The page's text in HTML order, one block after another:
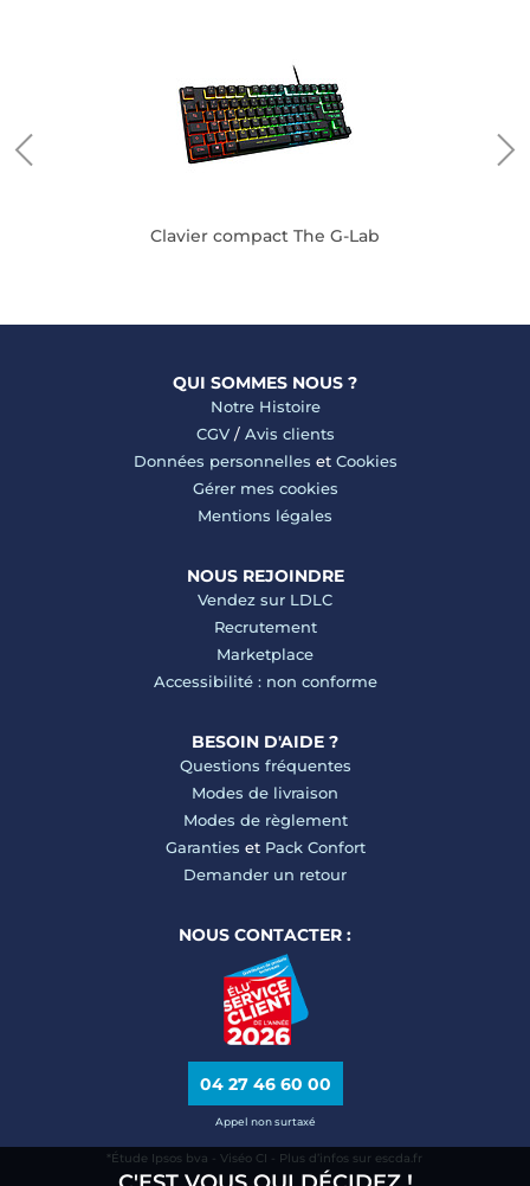
Clavier compact The G-Lab
QUI SOMMES NOUS ?
Notre Histoire
CGV/ Avis clients
Données personnelles et Cookies
Gérer mes cookies
Mentions légales
NOUS REJOINDRE
Vendez sur LDLC
Recrutement
Marketplace
Accessibilité : non conforme
BESOIN D'AIDE ?
Questions fréquentes
Modes de livraison
Modes de règlement
Garanties et Pack Confort
Demander un retour
NOUS CONTACTER :
04 27 46 60 00
Appel non surtaxé
*Étude Ipsos bva - Viséo CI - Plus d’infos sur escda.fr